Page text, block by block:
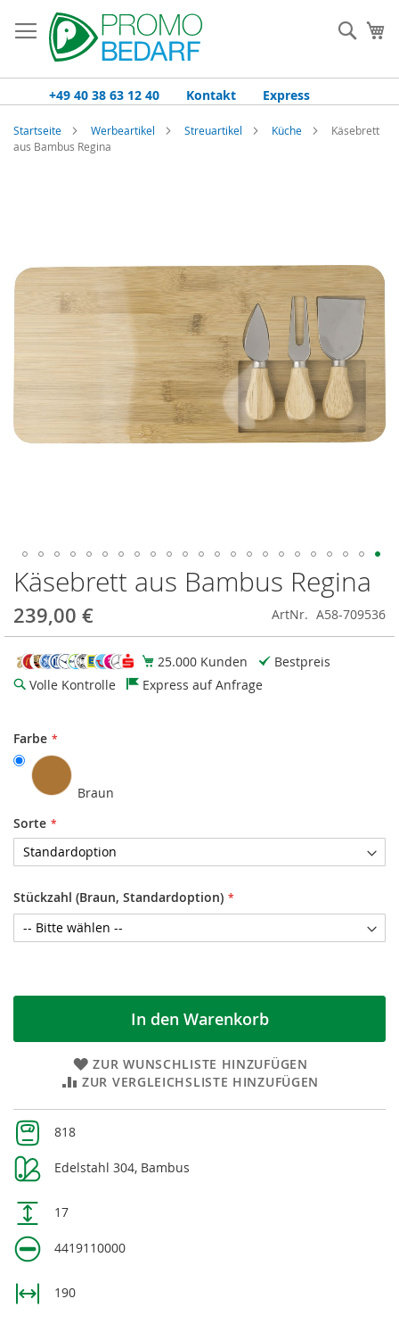
Inhalt
springen
+49 40 38 63 12 40 Kontakt Express
Startseite Werbeartikel Streuartikel Küche
Käsebrett
aus Bambus Regina
Käsebrett aus Bambus Regina
239,00 € ArtNr. A58-709536
25.000 Kunden
Bestpreis
Volle Kontrolle
Express auf Anfrage
Farbe
Braun
Sorte
Stückzahl (Braun, Standardoption)
In den Warenkorb
ZUR WUNSCHLISTE HINZUFÜGEN
ZUR VERGLEICHSLISTE HINZUFÜGEN
Weitere
Informationen
818
Edelstahl 304, Bambus
17
4419110000
190
Zum
Anfang
der
Bildgalerie